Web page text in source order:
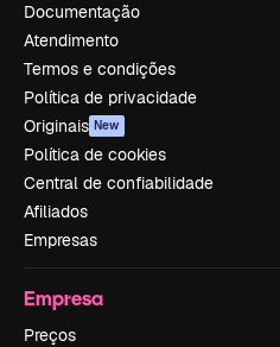
Documentação
Atendimento
Termos e condições
Política de privacidade
Originais New
Política de cookies
Central de confiabilidade
Afiliados
Empresas
Empresa
Preços